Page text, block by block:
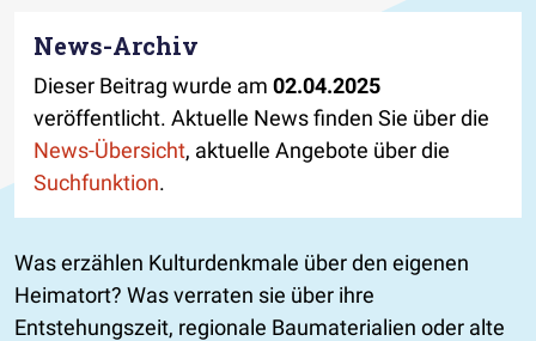
News-Archiv
Dieser Beitrag wurde am 02.04.2025
veröffentlicht. Aktuelle News finden Sie über die
News-Übersicht, aktuelle Angebote über die
Suchfunktion.
Was erzählen Kulturdenkmale über den eigenen
Heimatort? Was verraten sie über ihre
Entstehungszeit, regionale Baumaterialien oder alte